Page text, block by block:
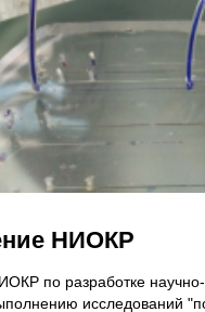
НИОКР
по разработке научно-
исследований